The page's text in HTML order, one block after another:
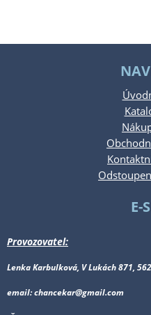
E-
Provozovatel:
Lenka Karbulková, V Lukách 871,
email: chancekar@gmail.com